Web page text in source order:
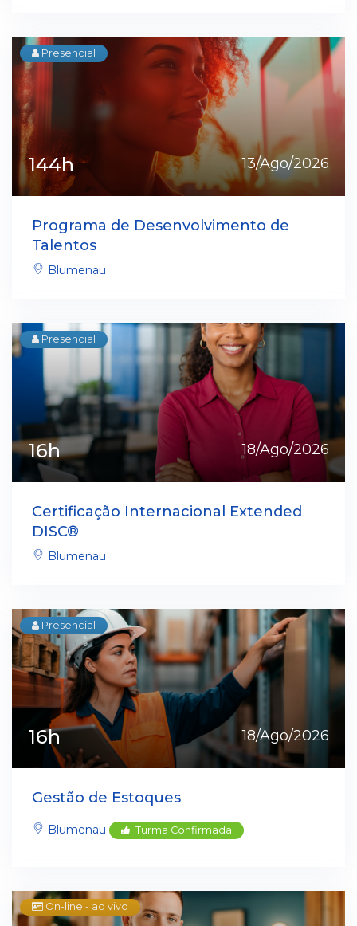
Presencial
144h 13/Ago/2026
Programa de Desenvolvimento de
Talentos
Blumenau
Presencial
16h 18/Ago/2026
Certificação Internacional Extended
DISC®
Blumenau
Presencial
16h 18/Ago/2026
Gestão de Estoques
Blumenau Turma Confirmada
On-line - ao vivo